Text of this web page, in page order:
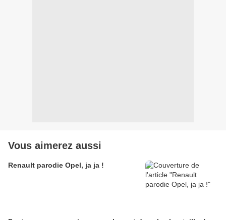
Vous aimerez aussi
Renault parodie Opel, ja ja !